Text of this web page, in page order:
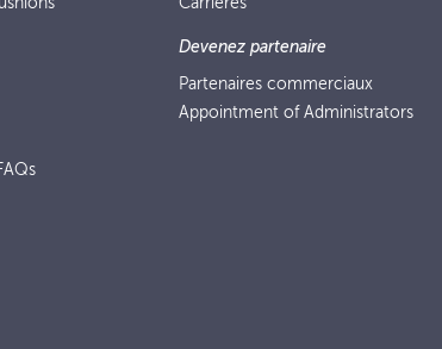
Devenez partenaire
Partenaires commerciaux
Appointment of Administrators